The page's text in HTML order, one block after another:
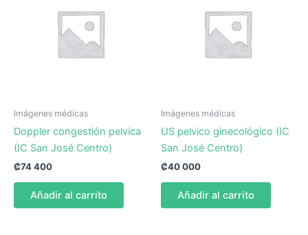
Imágenes médicas
Doppler congestión pelvica
(IC San José Centro)
₡74 400
Añadir al carrito
Imágenes médicas
US pelvico ginecológico (IC
San José Centro)
₡40 000
Añadir al carrito